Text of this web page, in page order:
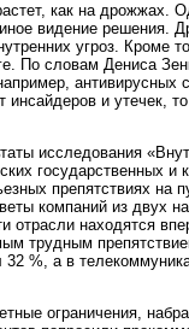
как на дрожжах.
видение решения.
угроз. Кроме
По словам Дениса
антивирусных
и утечек,
исследования
государственных и
препятствиях на
компаний из двух
отрасли находятся
трудным
32 %, а в
ограничения,